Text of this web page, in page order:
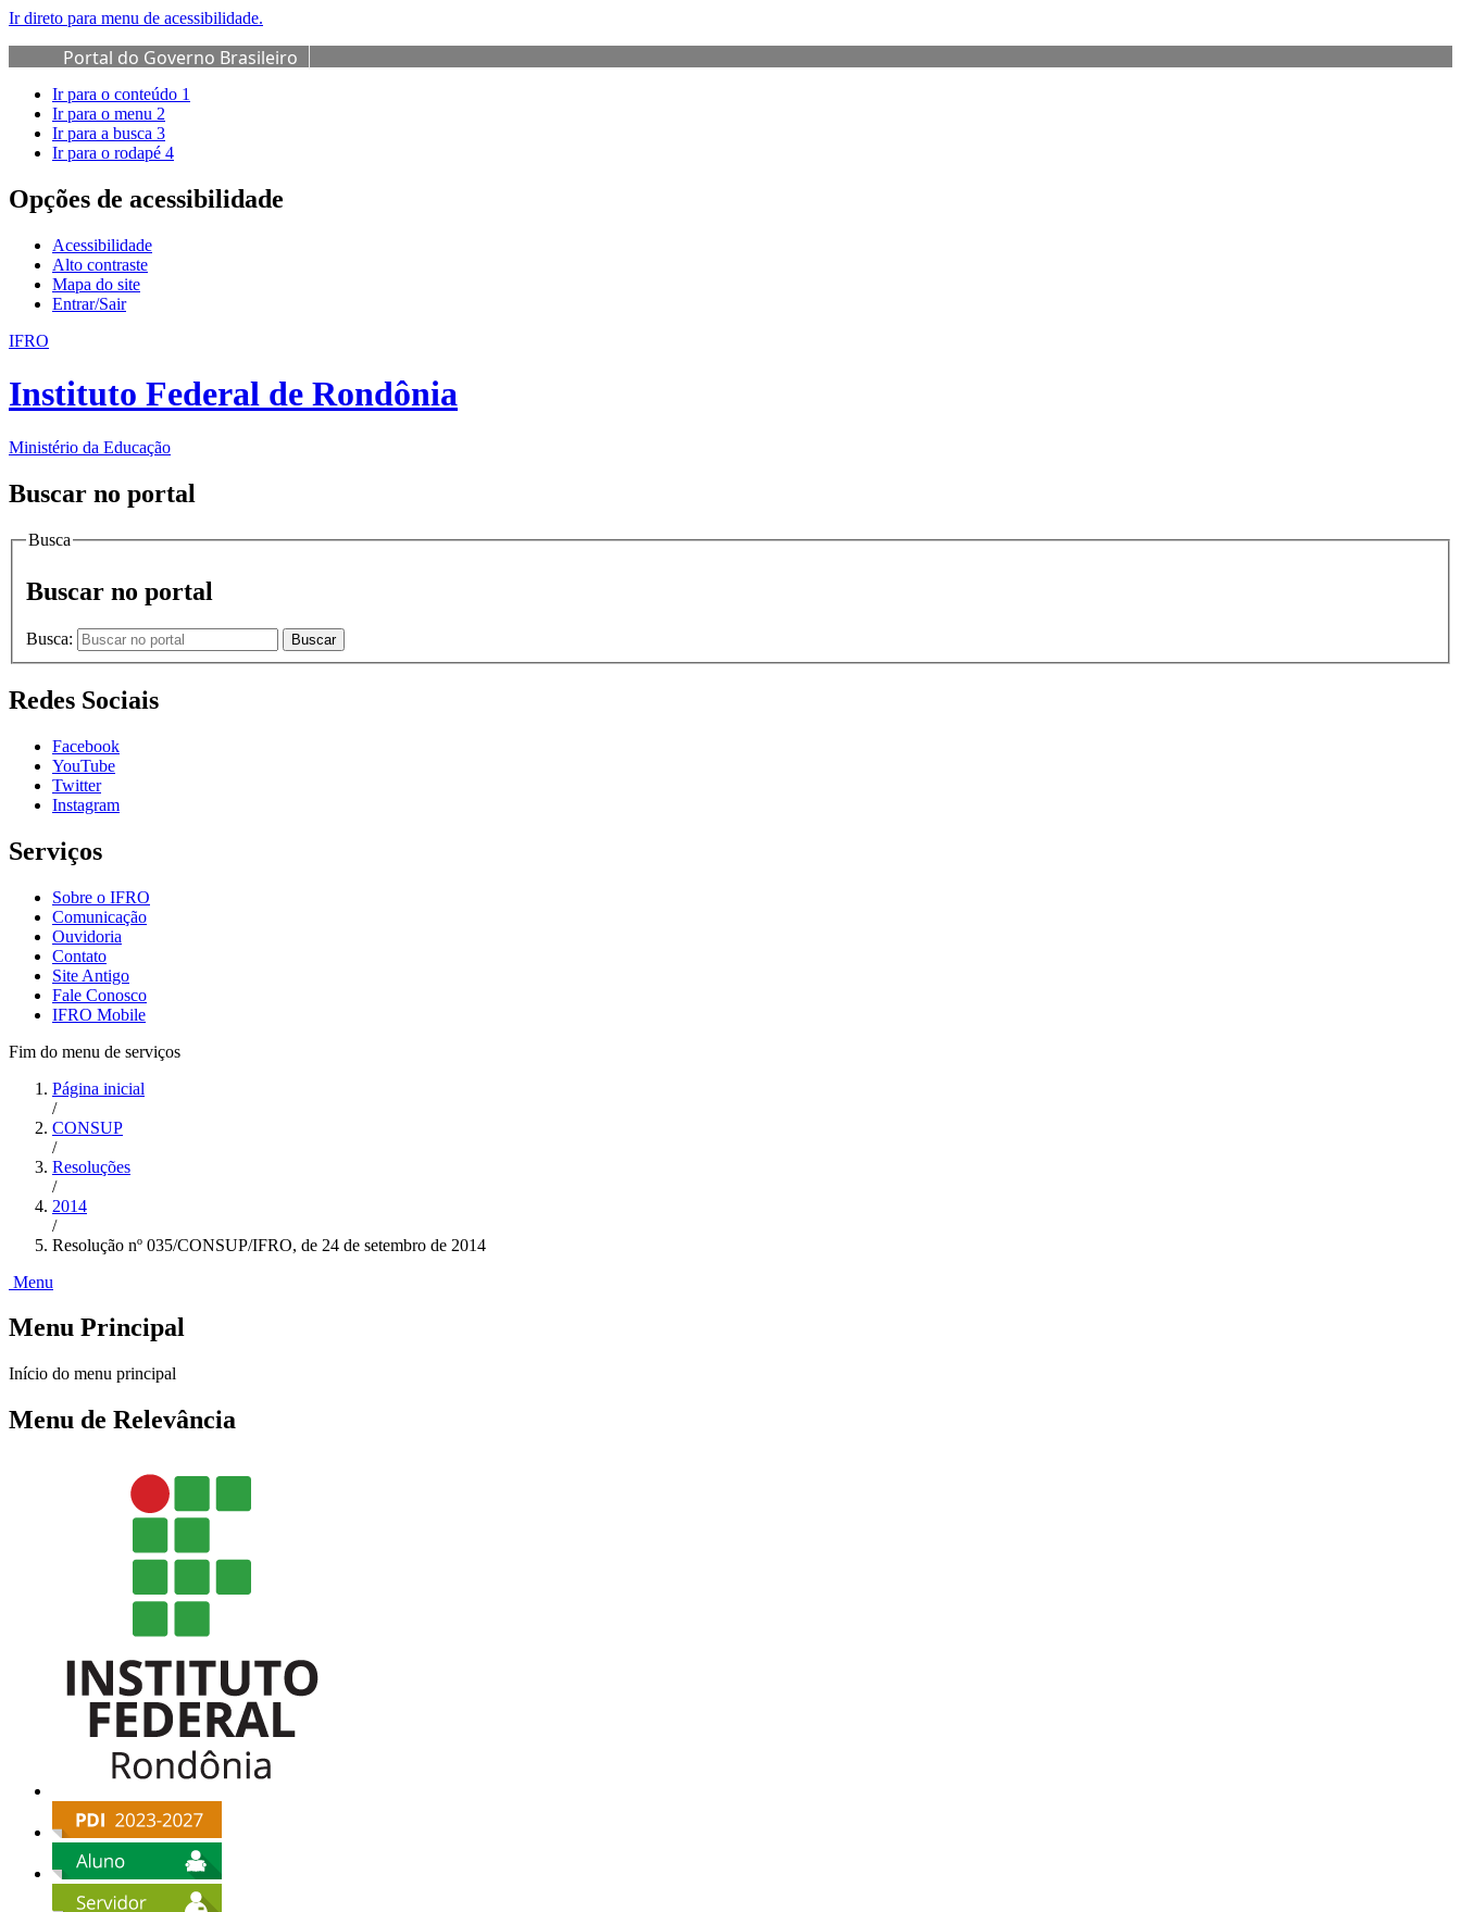
Ir direto para menu de acessibilidade.
Portal do Governo Brasileiro
Ir para o conteúdo 1
Ir para o menu 2
Ir para a busca 3
Ir para o rodapé 4
Opções de acessibilidade
Acessibilidade
Alto contraste
Mapa do site
Entrar/Sair
IFRO
Instituto Federal de Rondônia
Ministério da Educação
Buscar no portal
Busca
Buscar no portal
Busca: Buscar
Redes Sociais
Facebook
YouTube
Twitter
Instagram
Serviços
Sobre o IFRO
Comunicação
Ouvidoria
Contato
Site Antigo
Fale Conosco
IFRO Mobile
Fim do menu de serviços
Página inicial
/
CONSUP
/
Resoluções
/
2014
/
Resolução nº 035/CONSUP/IFRO, de 24 de setembro de 2014
Menu
Menu Principal
Início do menu principal
Menu de Relevância